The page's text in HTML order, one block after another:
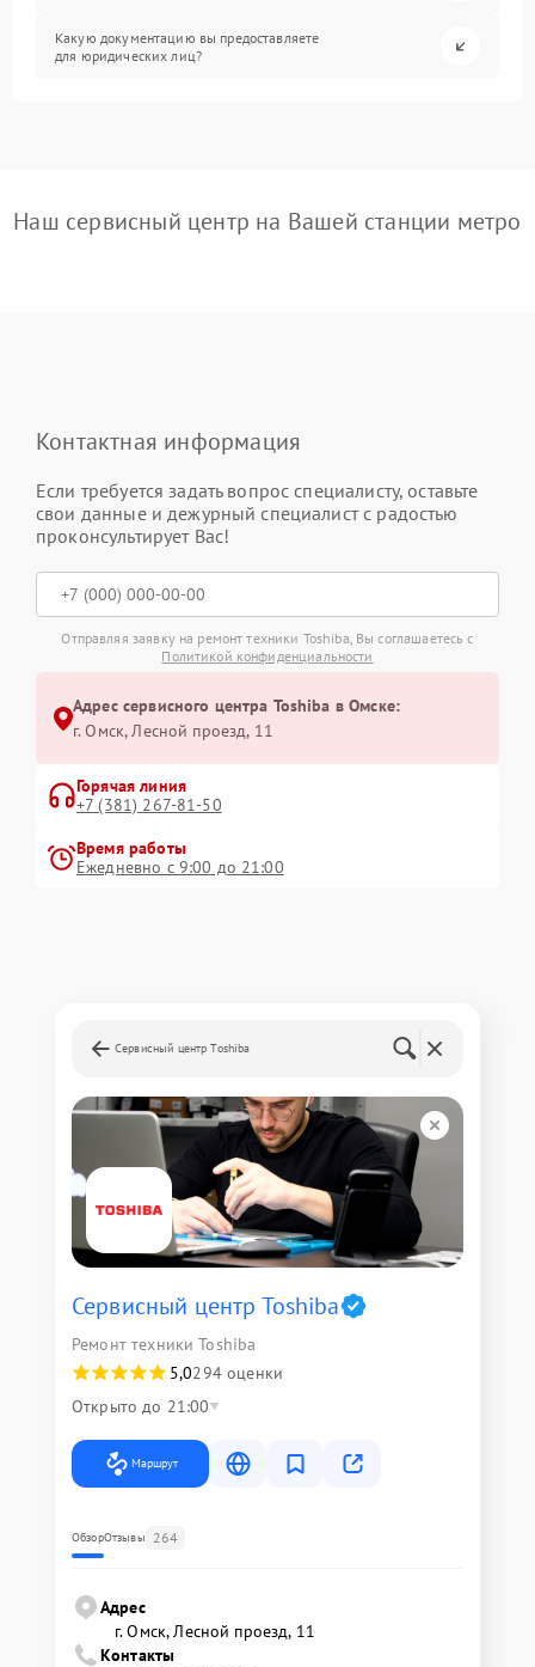
Какую документацию вы предоставляете
для юридических лиц?
Наш сервисный центр на Вашей станции метро
Контактная информация
Если требуется задать вопрос специалисту, оставьте
свои данные и дежурный специалист с радостью
проконсультирует Вас!
Отправляя заявку на ремонт техники Toshiba, Вы соглашаетесь с
Политикой конфиденциальности
Адрес сервисного центра Toshiba в Омске:
г. Омск, ​Лесной проезд, 11
Горячая линия
+7 (381) 267-81-50
Время работы
Ежедневно с 9:00 до 21:00
Сервисный центр Toshiba
Сервисный центр Toshiba
Ремонт техники Toshiba
5,0294 оценки
Открыто до 21:00
Маршрут
ОбзорОтзывы 264
Адрес
г. Омск, ​Лесной проезд, 11
Контакты